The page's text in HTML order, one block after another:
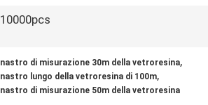
10000pcs
nastro di misurazione 30m della vetroresina,
nastro lungo della vetroresina di 100m,
nastro di misurazione 50m della vetroresina